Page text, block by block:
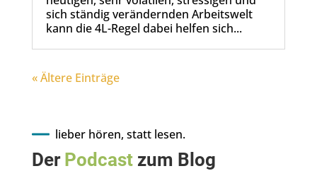
sich ständig verändernden Arbeitswelt
kann die 4L-Regel dabei helfen sich...
« Ältere Einträge
lieber hören, statt lesen.
Der Podcastzum Blog